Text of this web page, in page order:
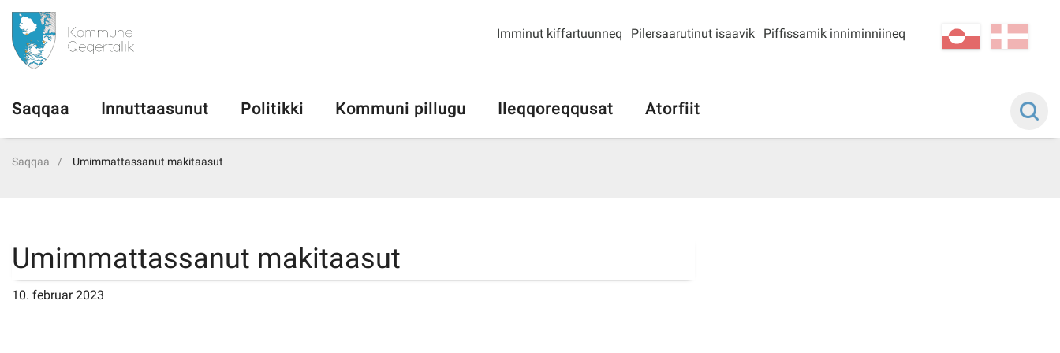
Ileqqoreqqusat
kl-GL
Imminut kiffartuunneq Pilersaarutinut isaavik Piffissamik inniminniineq
Saqqaa Innuttaasunut Politikki Kommuni pillugu Ileqqoreqqusat Atorfiit
Saqqaa Umimmattassanut makitaasut
Umimmattassanut makitaasut
10. februar 2023